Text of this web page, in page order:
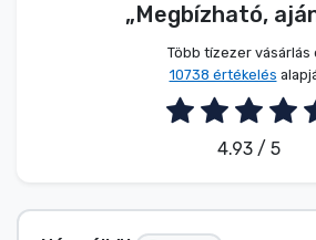
„Megbízható,
Több tízezer vásárlás
10738 értékelés
4.93 / 5